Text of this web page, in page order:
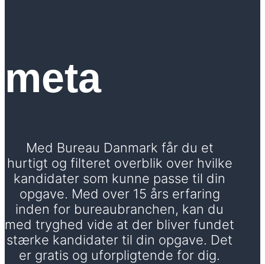
meta
Med Bureau Danmark får du et
hurtigt og filteret overblik over hvilke
kandidater som kunne passe til din
opgave. Med over 15 års erfaring
inden for bureaubranchen, kan du
med tryghed vide at der bliver fundet
stærke kandidater til din opgave. Det
er gratis og uforpligtende for dig.